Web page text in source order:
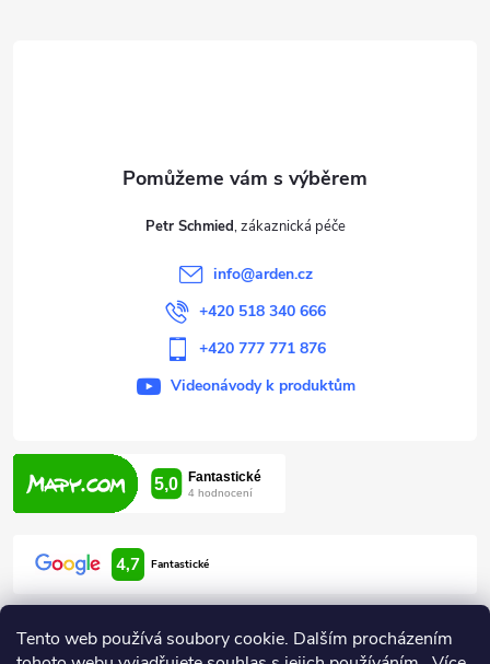
Tento web používá soubory cookie. Dalším procházením
Petr Schmied
info@arden.cz
+420 518 340 666
+420 777 771 876
Videonávody k produktům
4,7 Fantastické